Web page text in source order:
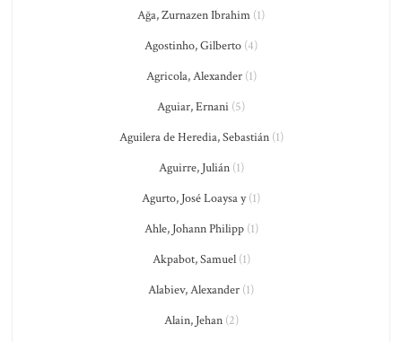
Ağa, Zurnazen Ibrahim (1)
Agostinho, Gilberto (4)
Agricola, Alexander(1)
Aguiar, Ernani (5)
Aguilera de Heredia, Sebastián(1)
Aguirre, Julián(1)
Agurto, José Loaysa y(1)
Ahle, Johann Philipp(1)
Akpabot, Samuel(1)
Alabiev, Alexander (1)
Alain, Jehan(2)